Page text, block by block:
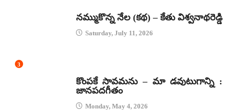
నమ్ముకొన్న నేల (కథ) – కేతు విశ్వనాథరెడ్డి
Saturday, July 11, 2026
3
కొంపకే సావమను – మా డవుటుగాన్ని :
జానపదగీతం
Monday, May 4, 2026